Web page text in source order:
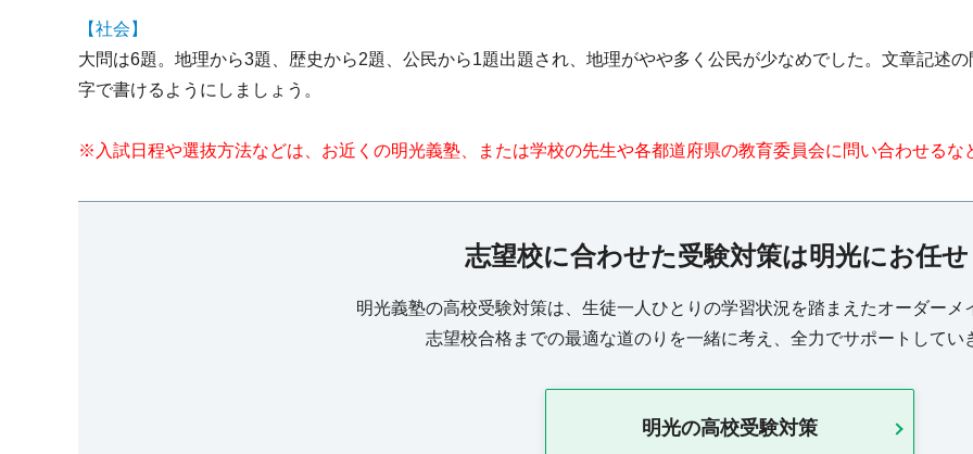
【社会】
大問は6題。地理から3題、歴史から2題、公民から1題出題され、地理がやや多く公民が少なめでした。文章記述
字で書けるようにしましょう。
※入試日程や選抜方法などは、お近くの明光義塾、または学校の先生や各都道府県の教育委員会に問い合わせる
志望校に合わせた受験対策は明光にお任
明光義塾の高校受験対策は、生徒一人ひとりの学習状況を踏まえたオーダーメ
志望校合格までの最適な道のりを一緒に考え、全力でサポートしてい
明光の高校受験対策